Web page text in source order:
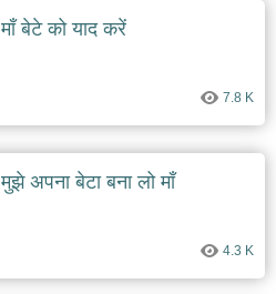
माँ बेटे को याद करें
7.8 K
मुझे अपना बेटा बना लो माँ
4.3 K